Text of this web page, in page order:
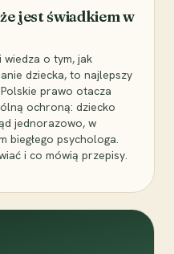
jest świadkiem w
o tym, jak
dziecka, to najlepszy
prawo otacza
ochroną: dziecko
jednorazowo, w
biegłego psychologa.
i co mówią przepisy.